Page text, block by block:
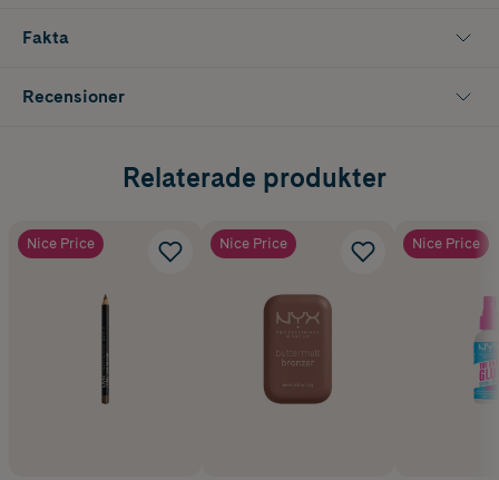
Fakta
Recensioner
Relaterade produkter
Nice Price Nice Price Nice Price